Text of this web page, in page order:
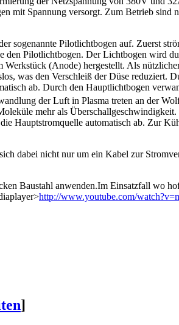
mit Spannung versorgt. Zum Betrieb
sogenannte Pilotlichtbogen auf. Zuerst
Pilotlichtbogen. Der Lichtbogen wird
(Anode) hergestellt. Als
was den Verschleiß der Düse reduziert.
ab. Durch den Hauptlichtbogen
der Luft in Plasma treten an der
mehr als
Hauptstromquelle automatisch ab. Zur
dabei nicht nur um ein Kabel zur
Baustahl anwenden.Im Einsatzfall wo
http://www.youtube.com/
]